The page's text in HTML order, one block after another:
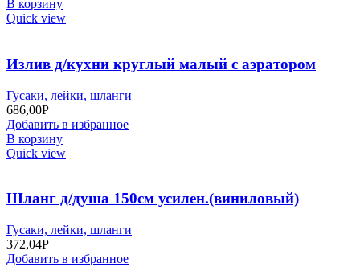
В корзину
Quick view
Излив д/кухни круглый малый с аэратором
Гусаки, лейки, шланги
686,00Р
Добавить в избранное
В корзину
Quick view
Шланг д/душа 150см усилен.(виниловый)
Гусаки, лейки, шланги
372,04Р
Добавить в избранное